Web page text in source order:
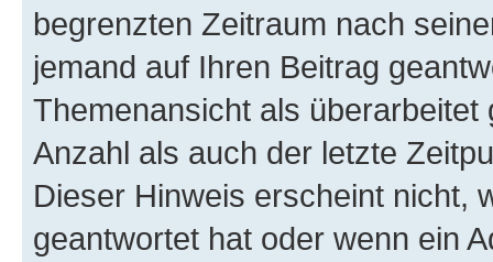
begrenzten Zeitraum nach
jemand auf Ihren Beitrag
Themenansicht als
Anzahl als auch der letzte
Dieser Hinweis erscheint nicht,
geantwortet hat oder wenn ein